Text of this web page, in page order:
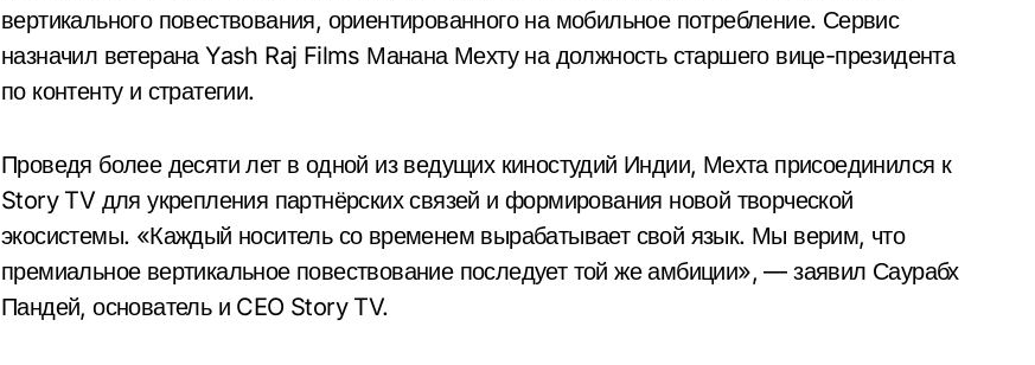
вертикального повествования, ориентированного на мобильное потребление. Сервис
назначил ветерана Yash Raj Films Манана Мехту на должность старшего вице-президента
по контенту и стратегии.
Проведя более десяти лет в одной из ведущих киностудий Индии, Мехта присоединился к
Story TV для укрепления партнёрских связей и формирования новой творческой
экосистемы. «Каждый носитель со временем вырабатывает свой язык. Мы верим, что
премиальное вертикальное повествование последует той же амбиции», — заявил Саурабх
Пандей, основатель и CEO Story TV.